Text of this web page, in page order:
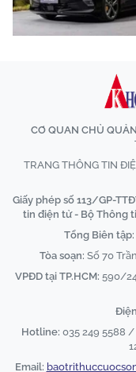
CƠ QUAN CHỦ
TRANG THÔNG TIN
Giấy phép số 113/GP-
tin điện tử - Bộ Thông
Tổng Biên tập:
Tòa soạn: Số 70
VPĐD tại TP.HCM: 590/
Hotline: 035 249 5588 /
Email: